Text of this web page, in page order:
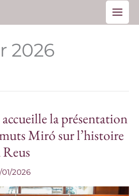
Main
2026
accueille la présentation
Miró sur l’histoire
2026